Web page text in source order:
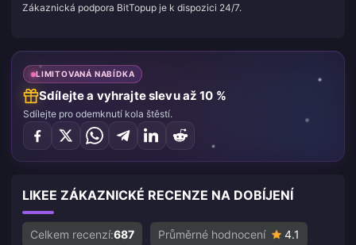
Zákaznická podpora BitTopup je k dispozici 24/7.
LIMITOVANÁ NABÍDKA
Sdílejte a vyhrajte slevu až 10 %
Sdílejte pro odemknutí kola štěstí.
LIKEE ZÁKAZNICKÉ RECENZE NA DOBÍJENÍ
Celkem recenzí:687 Průměrné hodnocení 4.1